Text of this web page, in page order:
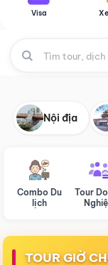
Visa
Nội địa
Combo Du
lịch
Tour
TOUR GIỜ